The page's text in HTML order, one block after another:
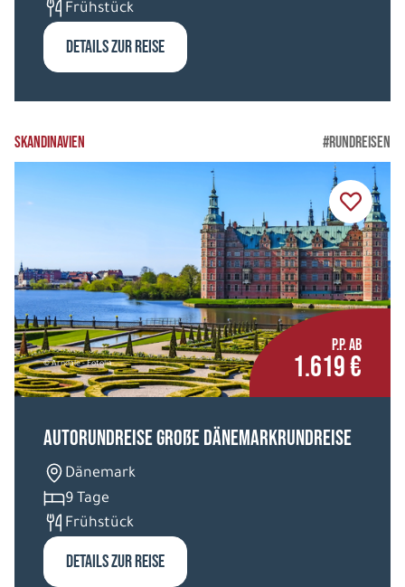
Frühstück
DETAILS ZUR REISE
SKANDINAVIEN #RUNDREISEN
© Arndale - Fotolia
P.P. AB
1.619 €
Autorundreise Große Dänemarkrundreise
Dänemark
9 Tage
Frühstück
DETAILS ZUR REISE